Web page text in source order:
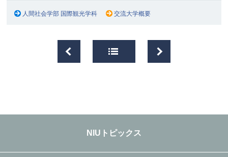
人間社会学部 国際観光学科 交流大学概要
NIUトピックス